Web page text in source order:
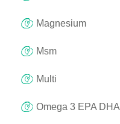
Magnesium
Msm
Multi
Omega 3 EPA DHA